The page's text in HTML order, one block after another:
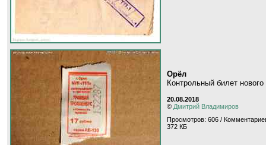
Орёл
Контрольный билет нового
20.08.2018
© Дмитрий Владимиров
Просмотров: 606 /
372 КБ